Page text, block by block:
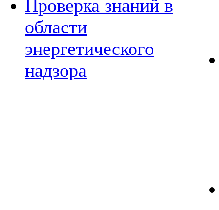
Проверка знаний в
области
энергетического
надзора